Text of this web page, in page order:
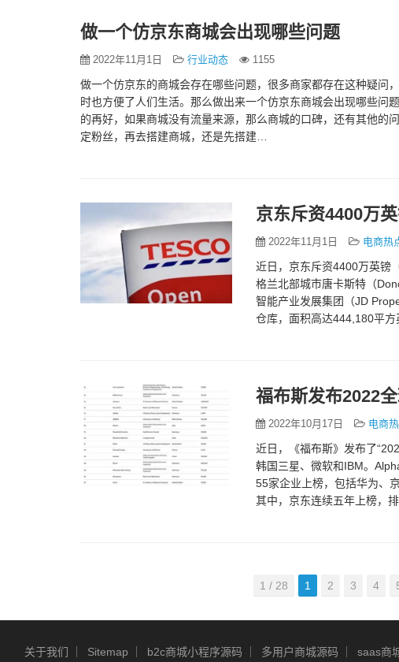
做一个仿京东商城会出现哪些问题
2022年11月1日 行业动态 1155
做一个仿京东的商城会存在哪些问题，很多商家都存在这种疑问
时也方便了人们生活。那么做出来一个仿京东商城会出现哪些
的再好，如果商城没有流量来源，那么商城的口碑，还有其他的
定粉丝，再去搭建商城，还是先搭建…
京东斥资4400万
2022年11月1日 电商热
近日，京东斥资4400万英镑
格兰北部城市唐卡斯特（
智能产业发展集团（JD
仓库，面积高达444,180平
福布斯发布2022
2022年10月17日 电商
近日，《福布斯》发布了
韩国三星、微软和IBM。
55家企业上榜，包括华为、
其中，京东连续五年上榜，
1 / 28 1 2 3 4
关于我们 Sitemap b2c商城小程序源码 多用户商城源码 saas商